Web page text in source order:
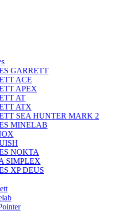
GARRETT
ACE
APEX
AT
ATX
SEA HUNTER MARK 2
MINELAB
NOKTA
SIMPLEX
XP DEUS